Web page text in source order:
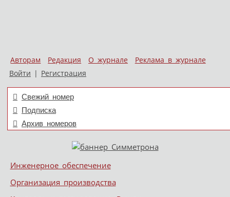
Авторам Редакция О журнале
Реклама в журнале
Войти | Регистрация
Свежий номер
Подписка
Архив номеров
Меню
Skip to content
Инженерное обеспечение
Организация производства